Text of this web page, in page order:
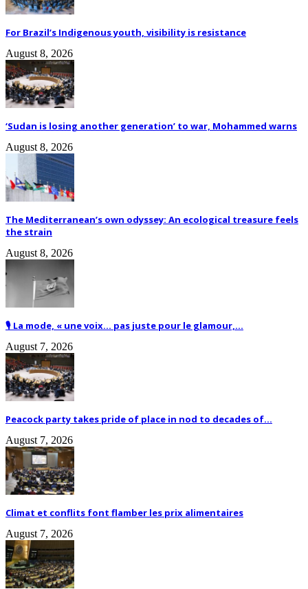
For Brazil’s Indigenous youth, visibility is resistance
August 8, 2026
‘Sudan is losing another generation’ to war, Mohammed warns
August 8, 2026
The Mediterranean’s own odyssey: An ecological treasure feels
the strain
August 8, 2026
🎙️ La mode, « une voix… pas juste pour le glamour,...
August 7, 2026
Peacock party takes pride of place in nod to decades of...
August 7, 2026
Climat et conflits font flamber les prix alimentaires
August 7, 2026